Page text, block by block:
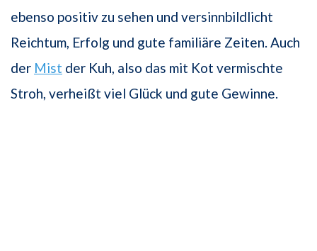
ebenso positiv zu sehen und versinnbildlicht
Reichtum, Erfolg und gute familiäre Zeiten. Auch
der Mist der Kuh, also das mit Kot vermischte
Stroh, verheißt viel Glück und gute Gewinne.